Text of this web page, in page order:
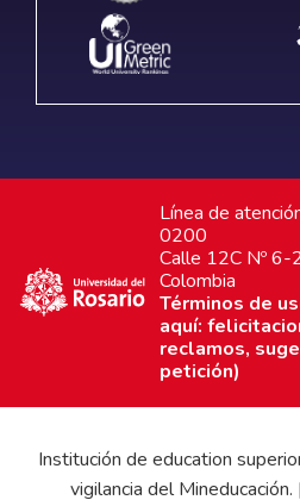
Línea de
0200
Calle 12C Nº 6-
Colombia
Términos de
aquí:
reclamos,
petición)
Institución de education
vigilancia del Mineducación.